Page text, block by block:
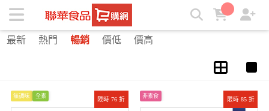
特色調味 | ★聯華食品e購網★
最新 熱門 暢銷 價低 價高
限時 76 折
無調味 全素
限時 85 折
非素食